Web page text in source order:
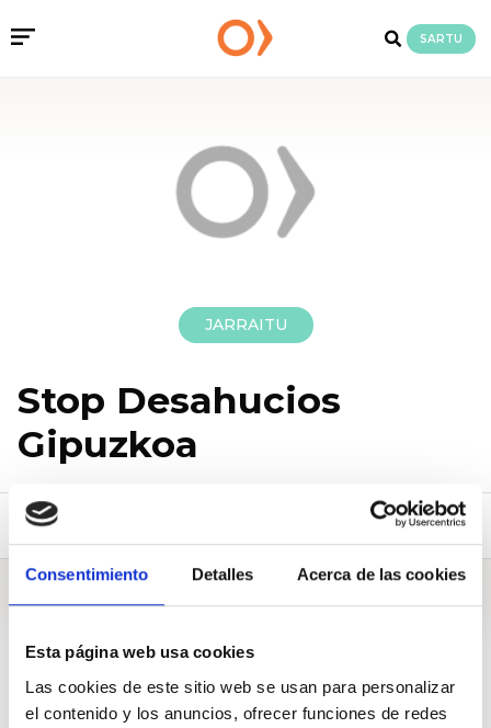
Consentimiento Detalles Acerca de las cookies
Esta página web usa cookies
Las cookies de este sitio web se usan para personalizar
el contenido y los anuncios, ofrecer funciones de redes
SARTU
JARRAITU
Stop Desahucios
Gipuzkoa
Galderak
A Donostia-San Sebastián